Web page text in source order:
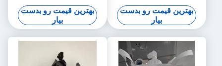
صنعتی
بهترین قیمت رو بدست
بیار
بهترین قیمت رو بدست
بیار